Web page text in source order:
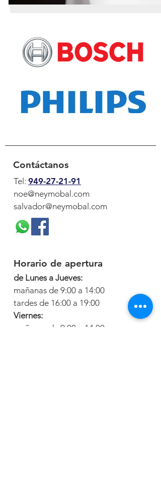
Contáctanos
Tel: 949-27-21-91
noe@neymobal.com
salvador@neymobal.com
Horario de apertura
de Lunes a Jueves:
mañanas de 9:00 a 14:00
tardes de 16:00 a 19:00
Viernes:
mañanas de 9:00 a 14:00